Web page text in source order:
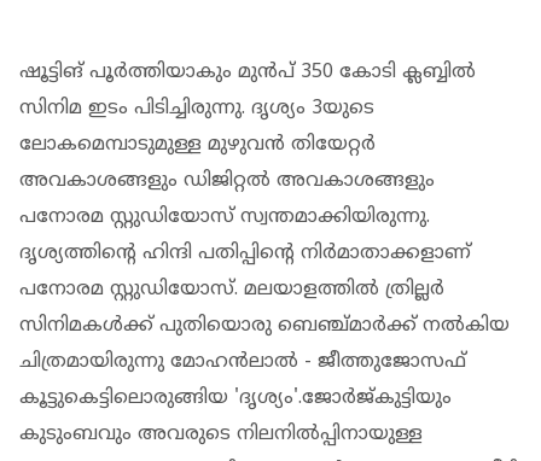
ഷൂട്ടിങ് പൂര്‍ത്തിയാകും മുന്‍പ് 350 കോടി ക്ലബ്ബില്‍
സിനിമ ഇടം പിടിച്ചിരുന്നു. ദൃശ്യം 3യുടെ
ലോകമെമ്പാടുമുള്ള മുഴുവന്‍ തിയേറ്റര്‍
അവകാശങ്ങളും ഡിജിറ്റല്‍ അവകാശങ്ങളും
പനോരമ സ്റ്റുഡിയോസ് സ്വന്തമാക്കിയിരുന്നു.
ദൃശ്യത്തിന്റെ ഹിന്ദി പതിപ്പിന്റെ നിര്‍മാതാക്കളാണ്
പനോരമ സ്റ്റുഡിയോസ്. മലയാളത്തില്‍ ത്രില്ലര്‍
സിനിമകള്‍ക്ക് പുതിയൊരു ബെഞ്ച്മാര്‍ക്ക് നല്‍കിയ
ചിത്രമായിരുന്നു മോഹന്‍ലാല്‍ - ജീത്തുജോസഫ്
കൂട്ടുകെട്ടിലൊരുങ്ങിയ 'ദൃശ്യം'.ജോര്‍ജ്കുട്ടിയും
കുടുംബവും അവരുടെ നിലനില്‍പ്പിനായുള്ള